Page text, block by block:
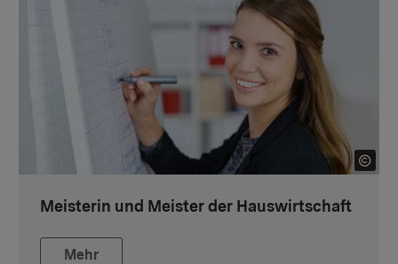
Meisterin und Meister der Hauswirtschaft
Mehr